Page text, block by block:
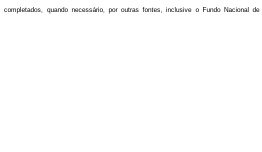
quando necessário, por outras fontes, inclusive o Fundo Nacional de